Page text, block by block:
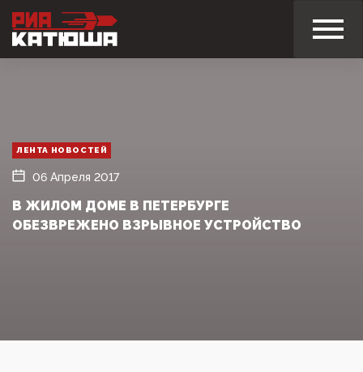
ЛЕНТА НОВОСТЕЙ
06 Апреля 2017
В ЖИЛОМ ДОМЕ В ПЕТЕРБУРГЕ
ОБЕЗВРЕЖЕНО ВЗРЫВНОЕ УСТРОЙСТВО